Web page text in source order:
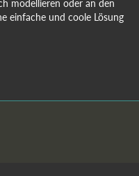
modellieren oder an den
einfache und coole Lösung